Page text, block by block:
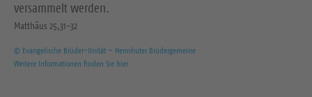
versammelt werden.
Matthäus 25,31-32
© Evangelische Brüder-Unität – Herrnhuter Brüdergemeine
Weitere Informationen finden Sie hier